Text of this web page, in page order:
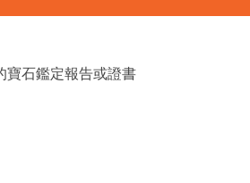
寶石鑑定報告或證書